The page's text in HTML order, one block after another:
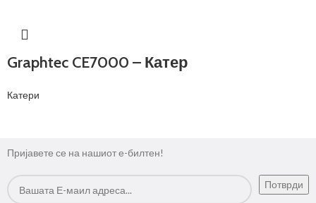
Graphtec CE7000 – Катер
Катери
Пријавете се на нашиот е-билтен!